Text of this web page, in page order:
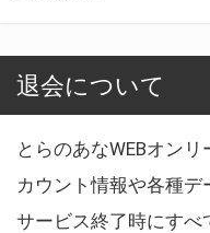
退会について
とらのあなWEBオン
カウント情報や各種デ
サービス終了時にすべ